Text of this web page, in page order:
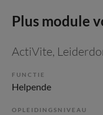
Plus module
ActiVite,
FUNCTIE
Helpende
OPLEIDINGSNIVEAU